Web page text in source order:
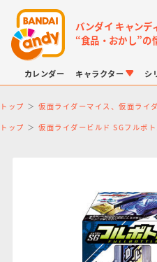
バンダイ キャンデ
“食品・おかし”の
カレンダー キャラクター シ
トップ 仮面ライダーマイス、仮面ライ
トップ 仮面ライダービルド SGフルボト